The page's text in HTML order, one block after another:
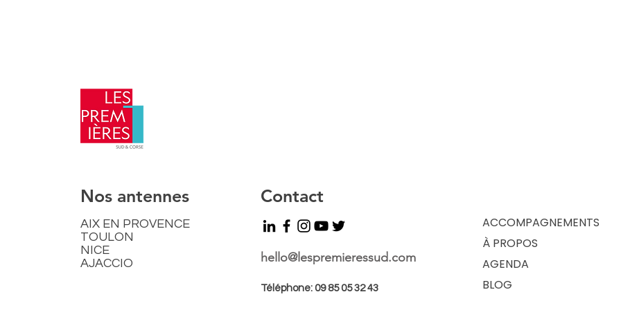
​Nos antennes
AIX EN PROVENCE
TOULON
NICE
AJACCIO​
Contact
hello@lespremieressud.com
Téléphone: 09 85 05 32 43
ACCOMPAGNEMENTS
À PROPOS
AGENDA
BLOG